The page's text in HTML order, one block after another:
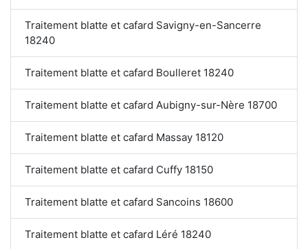
Traitement blatte et cafard Savigny-en-Sancerre
18240
Traitement blatte et cafard Boulleret 18240
Traitement blatte et cafard Aubigny-sur-Nère 18700
Traitement blatte et cafard Massay 18120
Traitement blatte et cafard Cuffy 18150
Traitement blatte et cafard Sancoins 18600
Traitement blatte et cafard Léré 18240